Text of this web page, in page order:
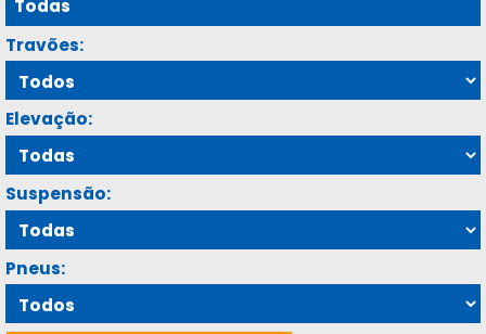
Travões:
Elevação:
Suspensão:
Pneus: